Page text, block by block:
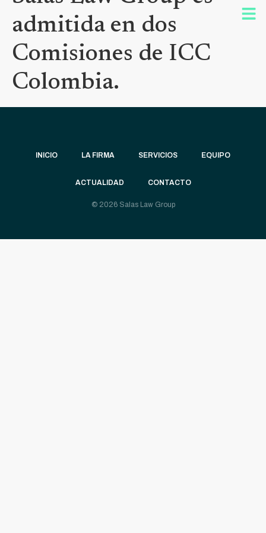
admitida en dos
Comisiones de ICC
Colombia.
INICIO LA FIRMA SERVICIOS EQUIPO
ACTUALIDAD CONTACTO
© 2026 Salas Law Group